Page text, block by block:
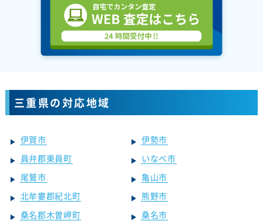
三重県の対応地域
伊賀市
伊勢市
員弁郡東員町
いなべ市
尾鷲市
亀山市
北牟婁郡紀北町
熊野市
桑名郡木曽岬町
桑名市